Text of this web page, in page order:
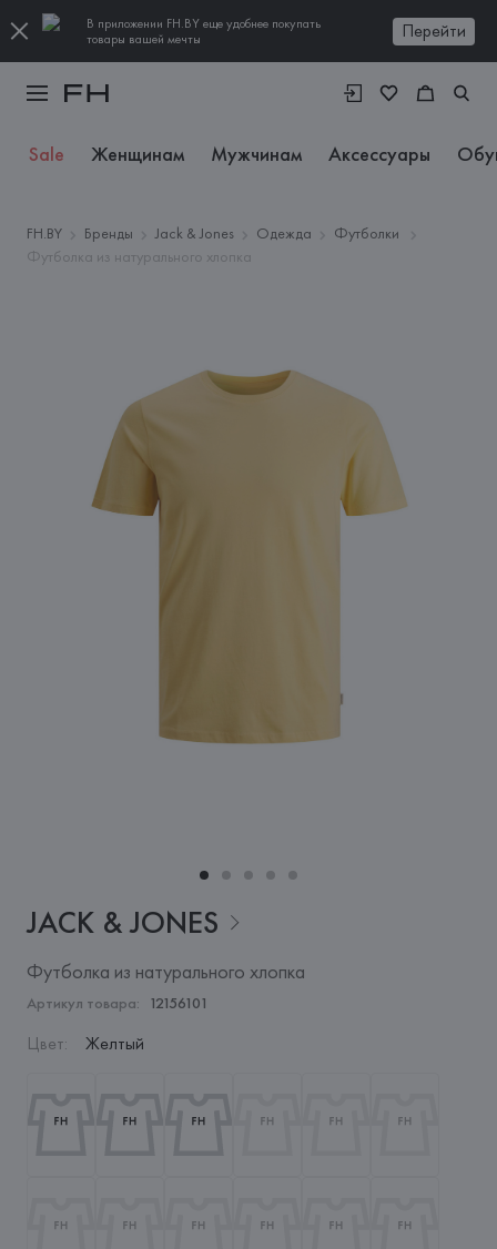
В приложении FH.BY еще удобнее покупать
товары вашей мечты
Перейти
Sale Женщинам Мужчинам Аксессуары
FH.BY Бренды Jack & Jones Одежда
Футболки
Футболка из натурального хлопка
JACK & JONES
Футболка из натурального хлопка
Артикул товара: 12156101
Цвет: Желтый